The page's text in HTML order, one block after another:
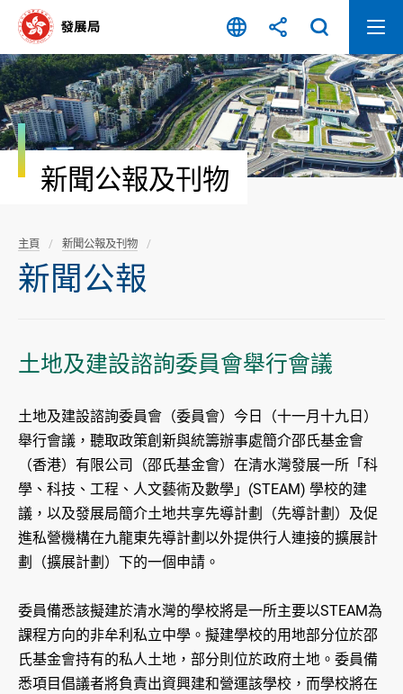
容
開
始
新聞公報及刊物
主頁 新聞公報及刊物
新聞公報
土地及建設諮詢委員會舉行會議
土地及建設諮詢委員會（委員會）今日（十一月十九日）
舉行會議，聽取政策創新與統籌辦事處簡介邵氏基金會
（香港）有限公司（邵氏基金會）在清水灣發展一所「科
學、科技、工程、人文藝術及數學」(STEAM) 學校的建
議，以及發展局簡介土地共享先導計劃（先導計劃）及促
進私營機構在九龍東先導計劃以外提供行人連接的擴展計
劃（擴展計劃）下的一個申請。
委員備悉該擬建於清水灣的學校將是一所主要以STEAM為
課程方向的非牟利私立中學。擬建學校的用地部分位於邵
氏基金會持有的私人土地，部分則位於政府土地。委員備
悉項目倡議者將負責出資興建和營運該學校，而學校將在